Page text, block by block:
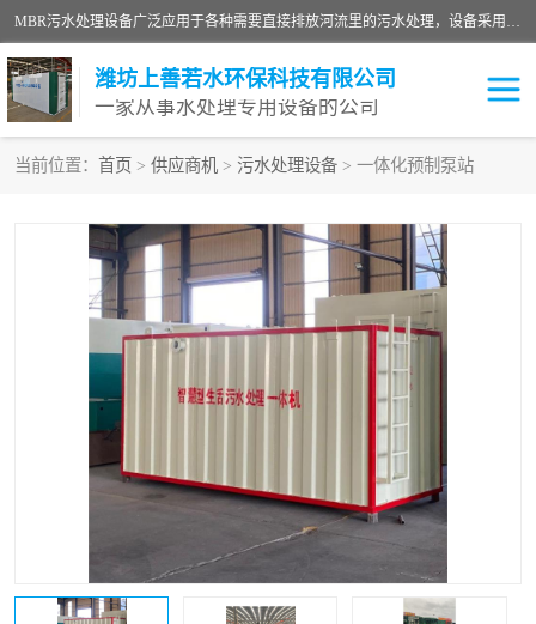
MBR污水处理设备广泛应用于各种需要直接排放河流里的污水处理，设备采用膜生物反应器（Membrane Bioreactor,简称MBR〕技术，取代了传统工艺中的二沉池，它可以*地进行固液分离，得到直接使用的稳定中水，又可在生物池内维持高浓度的微生物量，工艺剩余污泥少，极有效地去除氨氮，出水悬浮物和浊度接近于零，出水中细菌和病毒被大幅度去除，能耗低，占地面积小。
潍坊上善若水环保科技有限公司
一家从事水处理专用设备的公司
当前位置： 首页 > 供应商机 > 污水处理设备 > 一体化预制泵站
生活污水处理设备 油墨污水处理设备
洗涤污水处理设备 实验室污水处理设备
诊所门诊污水处理设备 臭氧消毒设备
养殖污水处理设备
一体化污水处理设备 食品制造业污水处理设备
医院辐射污水衰变池